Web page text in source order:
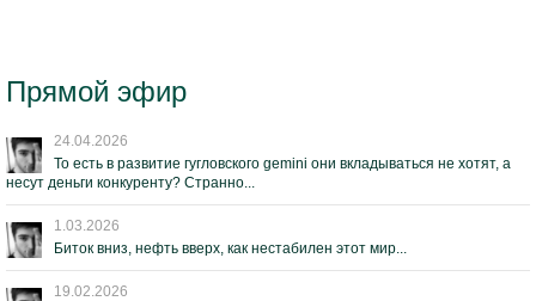
Прямой эфир
24.04.2026
То есть в развитие гугловского gemini они вкладываться не хотят, а
несут деньги конкуренту? Странно...
1.03.2026
Биток вниз, нефть вверх, как нестабилен этот мир...
19.02.2026